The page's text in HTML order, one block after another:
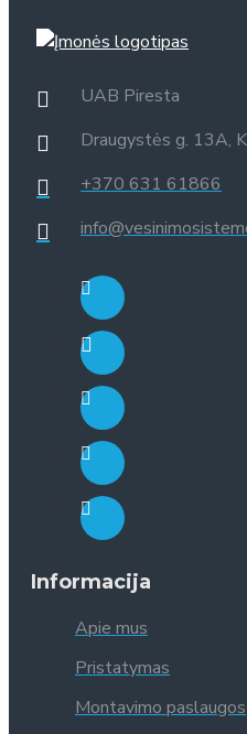
UAB Piresta
Draugystės g. 13A,
+370 631 61866
Informacija
Apie mus
Pristatymas
Montavimo paslaugos